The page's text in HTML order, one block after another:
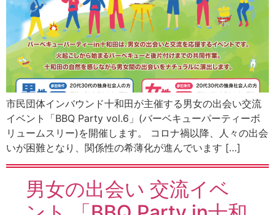
市民団体インバウンド十和田が主催する男女の出会い交流
イベント「BBQ Party vol.6」(バーベキューパーティーボ
リュームスリー)を開催します。 コロナ禍以降、人々の出会
いが困難となり、関係性の希薄化が進んでいます […]
男女の出会い 交流イベ